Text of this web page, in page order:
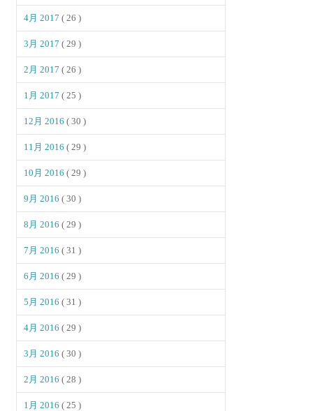
4月 2017( 26 )
3月 2017( 29 )
2月 2017( 26 )
1月 2017( 25 )
12月 2016( 30 )
11月 2016( 29 )
10月 2016( 29 )
9月 2016( 30 )
8月 2016( 29 )
7月 2016( 31 )
6月 2016( 29 )
5月 2016( 31 )
4月 2016( 29 )
3月 2016( 30 )
2月 2016( 28 )
1月 2016( 25 )